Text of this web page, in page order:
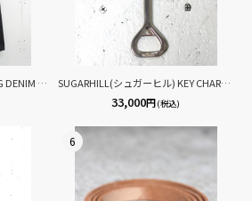
Azuma.(アズマ) CROUCHING DENIM PANTS 26AH-PT-03(BLK) SUGARHILL(シュガーヒル) KEY CHARM SGHST004
33,000円(税込)
6